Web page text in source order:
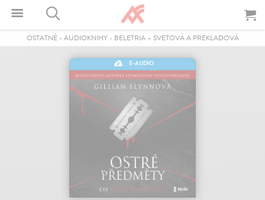
OSTATNÉ- AUDIOKNIHY- BELETRIA – SVETOVÁ A PREKLADOVÁ
E-AUDIO